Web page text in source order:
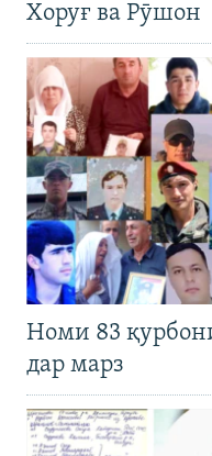
Хоруғ ва Рӯшон
Номи 83
дар марз